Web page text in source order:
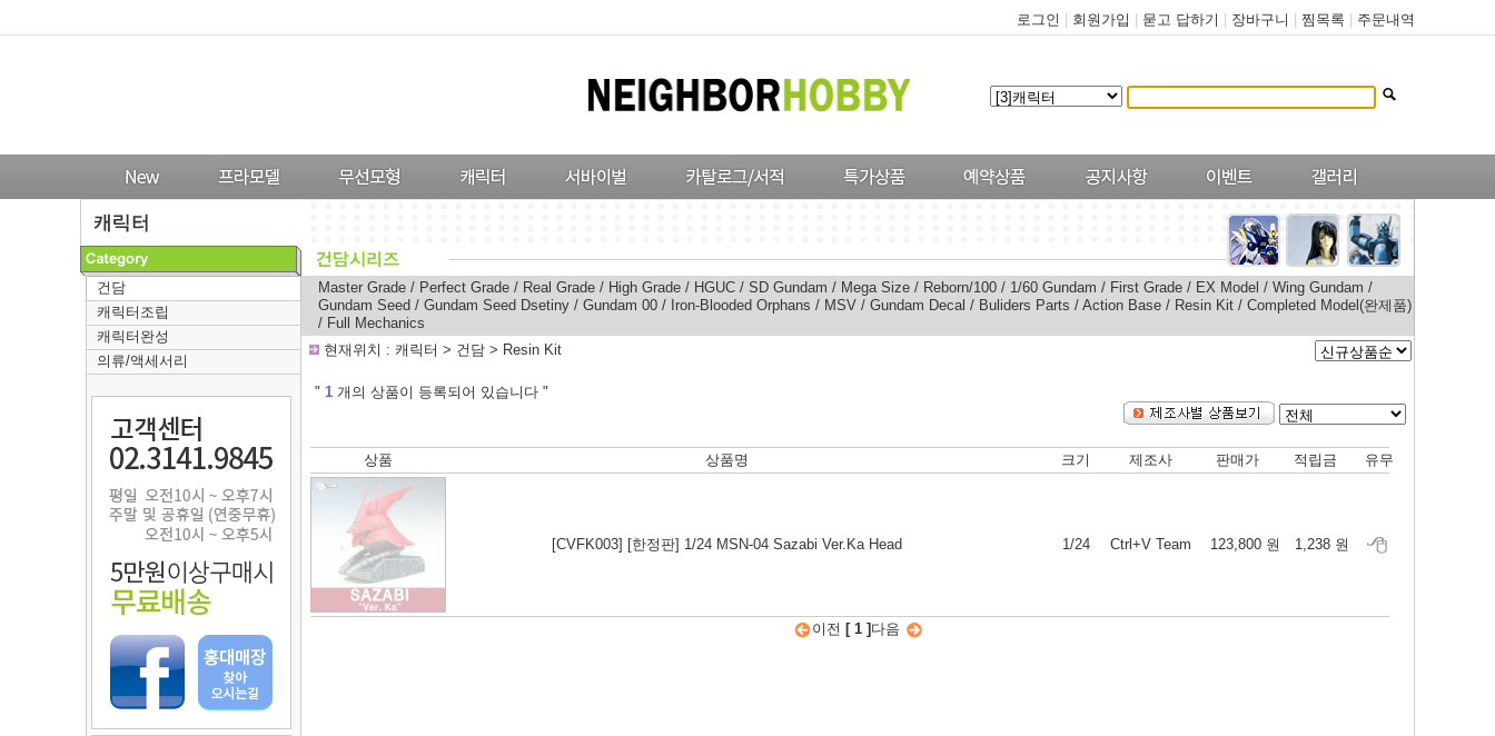
로그인 회원가입 묻고 답하기 장바구니 찜목록 주문내역
건담
캐릭터조립
캐릭터완성
의류/액세서리
Master Grade / Perfect Grade / Real Grade / High Grade / HGUC / SD Gundam / Mega Size / Reborn/100 / 1/60 Gundam / First Grade / EX Model / Wing Gundam /
Gundam Seed / Gundam Seed Dsetiny / Gundam 00 / Iron-Blooded Orphans / MSV / Gundam Decal / Buliders Parts / Action Base / Resin Kit / Completed Model(완제품)
/ Full Mechanics
현재위치 : 캐릭터 > 건담 > Resin Kit
" 1 개의 상품이 등록되어 있습니다 "
상품 상품명 크기 제조사 판매가 적립금 유무
[CVFK003] [한정판] 1/24 MSN-04 Sazabi Ver.Ka Head 1/24 Ctrl+V Team 123,800 원 1,238 원
이전 [ 1 ] 다음